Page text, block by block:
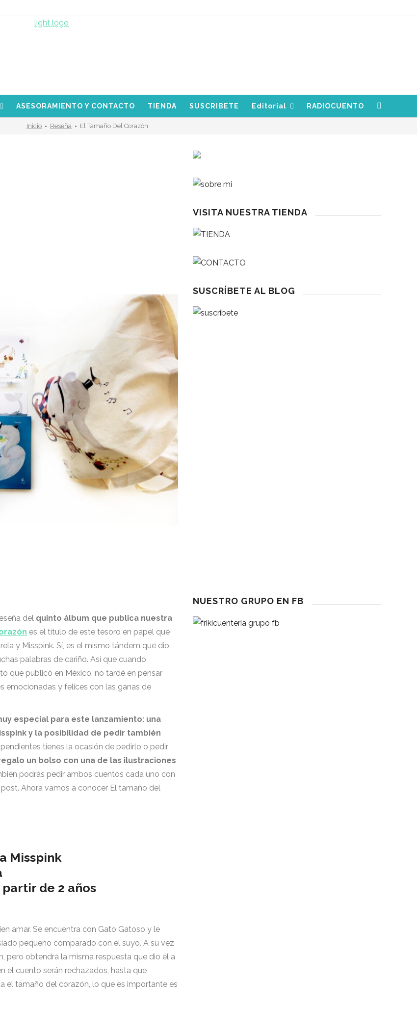
ASESORAMIENTO Y CONTACTO TIENDA SUSCRIBETE Editorial RADIOCUENTO
Inicio Reseña El Tamaño Del Corazón
del quinto álbum que publica nuestra
es el título de este tesoro en papel que
y Misspink. Sí, es el mismo tándem que dio
palabras de cariño. Así que cuando
que publicó en México, no tardé en pensar
emocionadas y felices con las ganas de
especial para este lanzamiento: una
y la posibilidad de pedir también
tienes la ocasión de pedirlo o pedir
un bolso con una de las ilustraciones
podrás pedir ambos cuentos cada uno con
Ahora vamos a conocer El tamaño del
Misspink
de 2 años
amar. Se encuentra con Gato Gatoso y le
pequeño comparado con el suyo. A su vez
pero obtendrá la misma respuesta que dio él a
el cuento serán rechazados, hasta que
el tamaño del corazón, lo que es importante es
VISITA NUESTRA TIENDA
SUSCRÍBETE AL BLOG
NUESTRO GRUPO EN FB